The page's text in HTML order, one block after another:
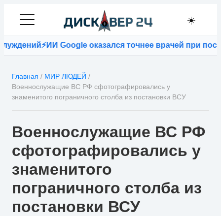
☀️
⚡ИИ Google оказался точнее врачей при
Главная / МИР ЛЮДЕЙ /
Военнослужащие ВС РФ сфотографировались у
знаменитого пограничного столба из постановки ВСУ
Военнослужащие ВС РФ
сфотографировались у
знаменитого
пограничного столба из
постановки ВСУ